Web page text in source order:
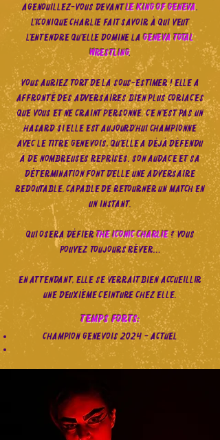
Agenouillez-vous devantle King of Geneva.
L’iconique Charlie fait savoir à qui veut
l’entendre qu’elle domine laGeneva Total
Wrestling.
Vous auriez tort de la sous-estimer ! Elle a
affronté des adversaires bien plus coriaces
que vous et ne craint personne. Ce n’est pas un
hasard si elle est aujourd’hui championne
avec le titre genevois, qu’elle a déjà défendu
à de nombreuses reprises. Son audace et sa
détermination font d’elle une adversaire
redoutable, capable de retourner un match en
un instant.
Qui osera défierThe Iconic Charlie? Vous
pouvez toujours rêver…
En attendant, elle se verrait bien accueillir
une deuxième ceinture chez elle.
Temps forts:
Champion genevois 2024 - actuel